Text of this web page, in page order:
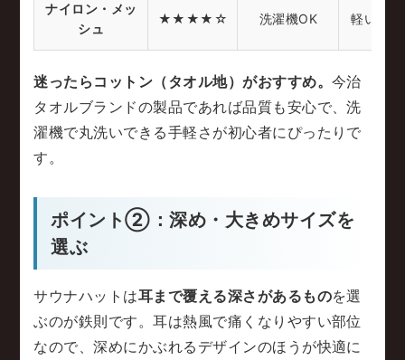
ナイロン・メッ
シュ
★★★★☆ 洗濯機OK 軽い
迷ったらコットン（タオル地）がおすすめ。 今治
タオルブランドの製品であれば品質も安心で、洗
濯機で丸洗いできる手軽さが初心者にぴったりで
す。
ポイント②：深め・大きめサイズを
選ぶ
サウナハットは耳まで覆える深さがあるものを選
ぶのが鉄則です。耳は熱風で痛くなりやすい部位
なので、深めにかぶれるデザインのほうが快適に